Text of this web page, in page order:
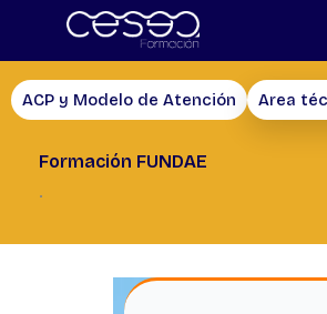
ACP y Modelo de Atención Area
Formación FUNDAE
.